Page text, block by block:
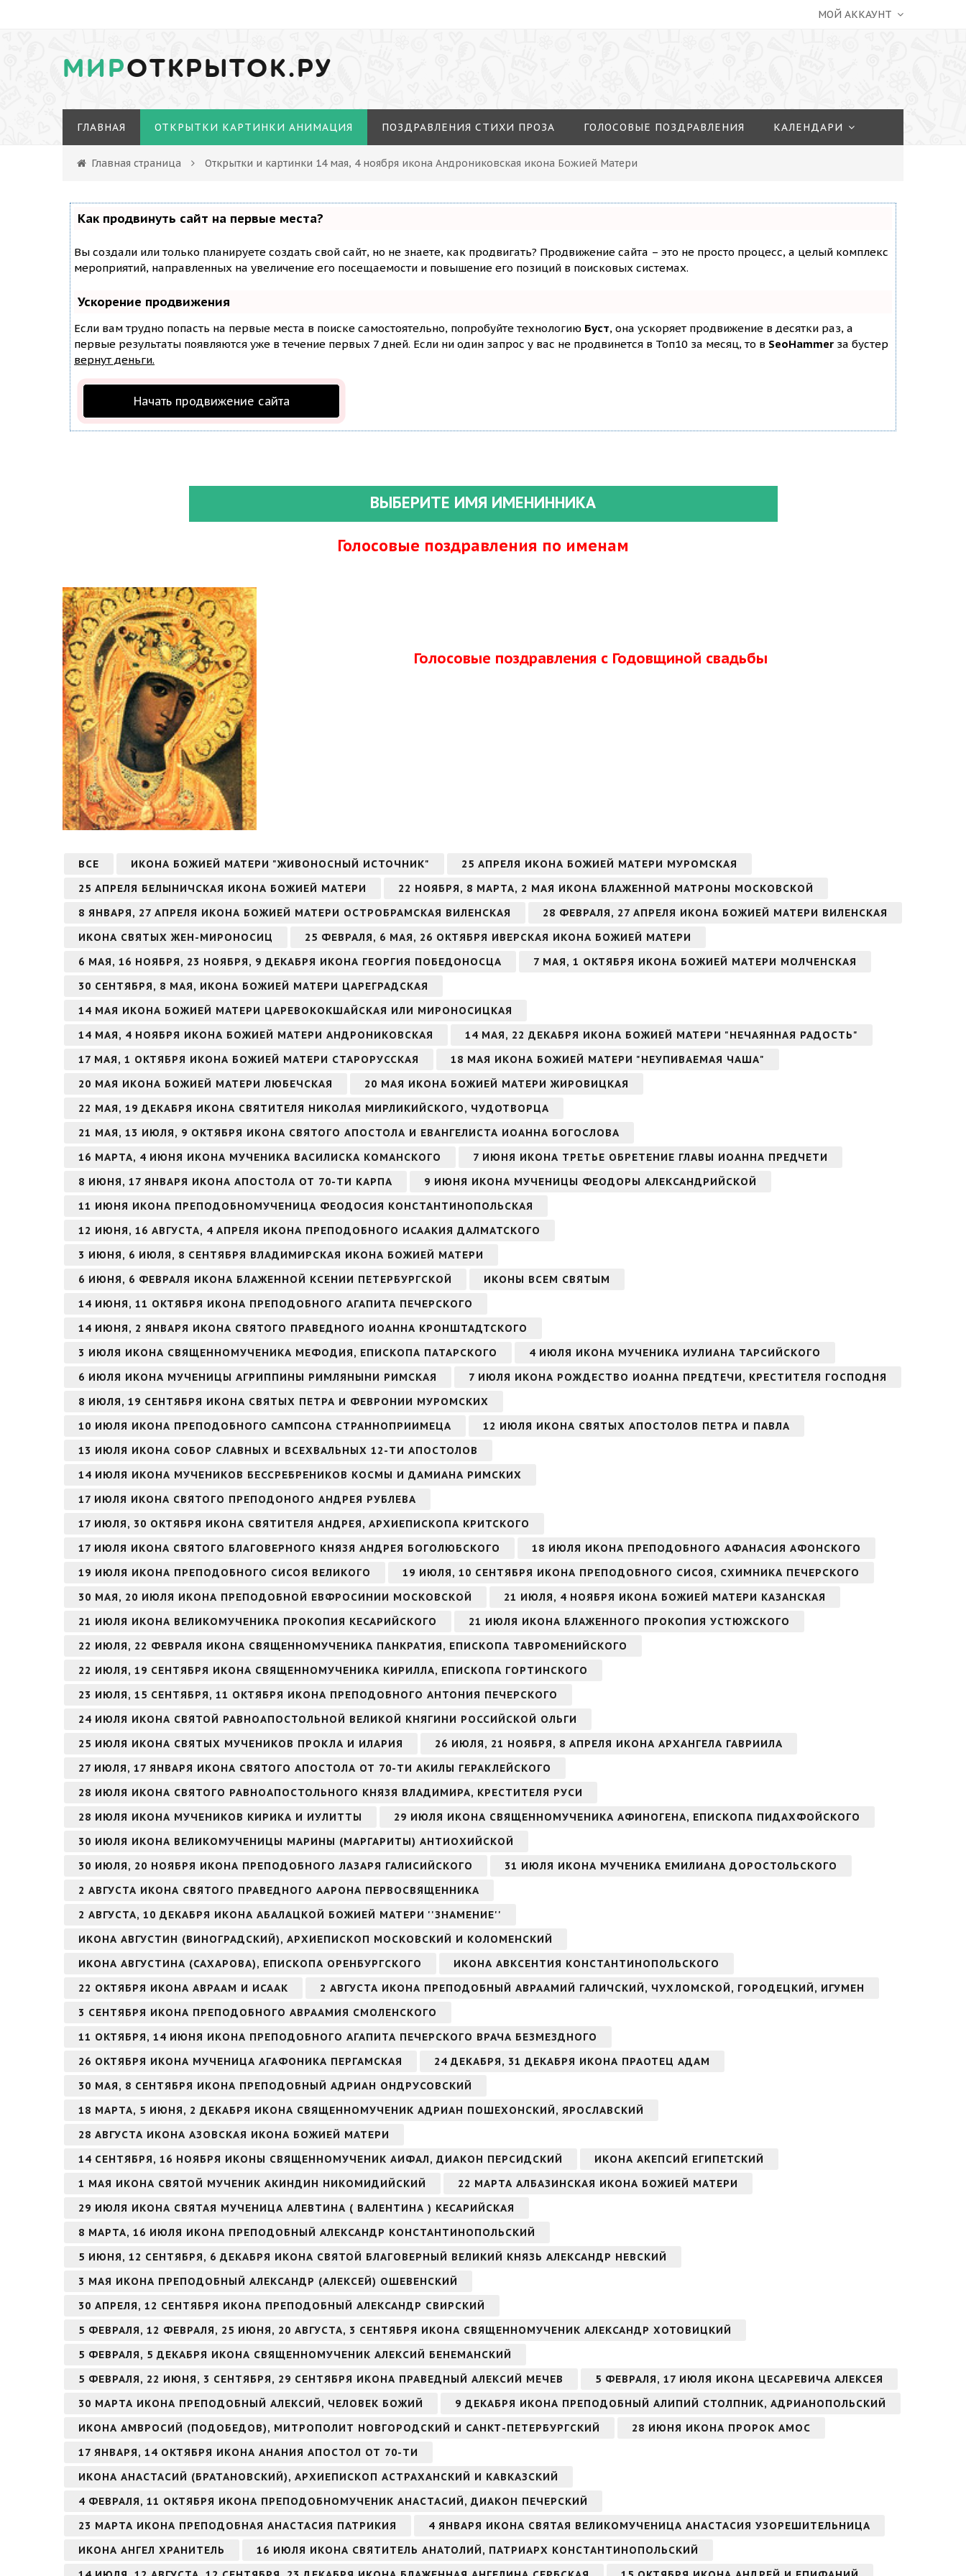
МОЙ АККАУНТ
МИРОТКРЫТОК.РУ
ГЛАВНАЯ ОТКРЫТКИ КАРТИНКИ АНИМАЦИЯ ПОЗДРАВЛЕНИЯ СТИХИ ПРОЗА ГОЛОСОВЫЕ ПОЗДРАВЛЕНИЯ КАЛЕНДАРИ
Главная страница Открытки и картинки 14 мая, 4 ноября икона Андрониковская икона Божией Матери
Как продвинуть сайт на первые места?
Вы создали или только планируете создать свой сайт, но не знаете, как продвигать? Продвижение сайта – это не просто процесс, а целый комплекс
мероприятий, направленных на увеличение его посещаемости и повышение его позиций в поисковых системах.
Ускорение продвижения
Если вам трудно попасть на первые места в поиске самостоятельно, попробуйте технологию Буст, она ускоряет продвижение в десятки раз, а
первые результаты появляются уже в течение первых 7 дней. Если ни один запрос у вас не продвинется в Топ10 за месяц, то в SeoHammer за бустер
вернут деньги.
Начать продвижение сайта
ВЫБЕРИТЕ ИМЯ ИМЕНИННИКА
Голосовые поздравления по именам
Голосовые поздравления с Годовщиной свадьбы
ВСЕ ИКОНА БОЖИЕЙ МАТЕРИ "ЖИВОНОСНЫЙ ИСТОЧНИК"
25 АПРЕЛЯ ИКОНА БОЖИЕЙ МАТЕРИ МУРОМСКАЯ
25 АПРЕЛЯ БЕЛЫНИЧСКАЯ ИКОНА БОЖИЕЙ МАТЕРИ
22 НОЯБРЯ, 8 МАРТА, 2 МАЯ ИКОНА БЛАЖЕННОЙ МАТРОНЫ МОСКОВСКОЙ
8 ЯНВАРЯ, 27 АПРЕЛЯ ИКОНА БОЖИЕЙ МАТЕРИ ОСТРОБРАМСКАЯ ВИЛЕНСКАЯ
28 ФЕВРАЛЯ, 27 АПРЕЛЯ ИКОНА БОЖИЕЙ МАТЕРИ ВИЛЕНСКАЯ
ИКОНА СВЯТЫХ ЖЕН-МИРОНОСИЦ
25 ФЕВРАЛЯ, 6 МАЯ, 26 ОКТЯБРЯ ИВЕРСКАЯ ИКОНА БОЖИЕЙ МАТЕРИ
6 МАЯ, 16 НОЯБРЯ, 23 НОЯБРЯ, 9 ДЕКАБРЯ ИКОНА ГЕОРГИЯ ПОБЕДОНОСЦА
7 МАЯ, 1 ОКТЯБРЯ ИКОНА БОЖИЕЙ МАТЕРИ МОЛЧЕНСКАЯ
30 СЕНТЯБРЯ, 8 МАЯ, ИКОНА БОЖИЕЙ МАТЕРИ ЦАРЕГРАДСКАЯ
14 МАЯ ИКОНА БОЖИЕЙ МАТЕРИ ЦАРЕВОКОКШАЙСКАЯ ИЛИ МИРОНОСИЦКАЯ
14 МАЯ, 4 НОЯБРЯ ИКОНА БОЖИЕЙ МАТЕРИ АНДРОНИКОВСКАЯ
14 МАЯ, 22 ДЕКАБРЯ ИКОНА БОЖИЕЙ МАТЕРИ "НЕЧАЯННАЯ РАДОСТЬ"
17 МАЯ, 1 ОКТЯБРЯ ИКОНА БОЖИЕЙ МАТЕРИ СТАРОРУССКАЯ
18 МАЯ ИКОНА БОЖИЕЙ МАТЕРИ "НЕУПИВАЕМАЯ ЧАША"
20 МАЯ ИКОНА БОЖИЕЙ МАТЕРИ ЛЮБЕЧСКАЯ
20 МАЯ ИКОНА БОЖИЕЙ МАТЕРИ ЖИРОВИЦКАЯ
22 МАЯ, 19 ДЕКАБРЯ ИКОНА СВЯТИТЕЛЯ НИКОЛАЯ МИРЛИКИЙСКОГО, ЧУДОТВОРЦА
21 МАЯ, 13 ИЮЛЯ, 9 ОКТЯБРЯ ИКОНА СВЯТОГО АПОСТОЛА И ЕВАНГЕЛИСТА ИОАННА БОГОСЛОВА
16 МАРТА, 4 ИЮНЯ ИКОНА МУЧЕНИКА ВАСИЛИСКА КОМАНСКОГО
7 ИЮНЯ ИКОНА ТРЕТЬЕ ОБРЕТЕНИЕ ГЛАВЫ ИОАННА ПРЕДЧЕТИ
8 ИЮНЯ, 17 ЯНВАРЯ ИКОНА АПОСТОЛА ОТ 70-ТИ КАРПА
9 ИЮНЯ ИКОНА МУЧЕНИЦЫ ФЕОДОРЫ АЛЕКСАНДРИЙСКОЙ
11 ИЮНЯ ИКОНА ПРЕПОДОБНОМУЧЕНИЦА ФЕОДОСИЯ КОНСТАНТИНОПОЛЬСКАЯ
12 ИЮНЯ, 16 АВГУСТА, 4 АПРЕЛЯ ИКОНА ПРЕПОДОБНОГО ИСААКИЯ ДАЛМАТСКОГО
3 ИЮНЯ, 6 ИЮЛЯ, 8 СЕНТЯБРЯ ВЛАДИМИРСКАЯ ИКОНА БОЖИЕЙ МАТЕРИ
6 ИЮНЯ, 6 ФЕВРАЛЯ ИКОНА БЛАЖЕННОЙ КСЕНИИ ПЕТЕРБУРГСКОЙ
ИКОНЫ ВСЕМ СВЯТЫМ
14 ИЮНЯ, 11 ОКТЯБРЯ ИКОНА ПРЕПОДОБНОГО АГАПИТА ПЕЧЕРСКОГО
14 ИЮНЯ, 2 ЯНВАРЯ ИКОНА СВЯТОГО ПРАВЕДНОГО ИОАННА КРОНШТАДТСКОГО
3 ИЮЛЯ ИКОНА СВЯЩЕННОМУЧЕНИКА МЕФОДИЯ, ЕПИСКОПА ПАТАРСКОГО
4 ИЮЛЯ ИКОНА МУЧЕНИКА ИУЛИАНА ТАРСИЙСКОГО
6 ИЮЛЯ ИКОНА МУЧЕНИЦЫ АГРИППИНЫ РИМЛЯНЫНИ РИМСКАЯ
7 ИЮЛЯ ИКОНА РОЖДЕСТВО ИОАННА ПРЕДТЕЧИ, КРЕСТИТЕЛЯ ГОСПОДНЯ
8 ИЮЛЯ, 19 СЕНТЯБРЯ ИКОНА СВЯТЫХ ПЕТРА И ФЕВРОНИИ МУРОМСКИХ
10 ИЮЛЯ ИКОНА ПРЕПОДОБНОГО САМПСОНА СТРАННОПРИИМЕЦА
12 ИЮЛЯ ИКОНА СВЯТЫХ АПОСТОЛОВ ПЕТРА И ПАВЛА
13 ИЮЛЯ ИКОНА СОБОР СЛАВНЫХ И ВСЕХВАЛЬНЫХ 12-ТИ АПОСТОЛОВ
14 ИЮЛЯ ИКОНА МУЧЕНИКОВ БЕССРЕБРЕНИКОВ КОСМЫ И ДАМИАНА РИМСКИХ
17 ИЮЛЯ ИКОНА СВЯТОГО ПРЕПОДОНОГО АНДРЕЯ РУБЛЕВА
17 ИЮЛЯ, 30 ОКТЯБРЯ ИКОНА СВЯТИТЕЛЯ АНДРЕЯ, АРХИЕПИСКОПА КРИТСКОГО
17 ИЮЛЯ ИКОНА СВЯТОГО БЛАГОВЕРНОГО КНЯЗЯ АНДРЕЯ БОГОЛЮБСКОГО
18 ИЮЛЯ ИКОНА ПРЕПОДОБНОГО АФАНАСИЯ АФОНСКОГО
19 ИЮЛЯ ИКОНА ПРЕПОДОБНОГО СИСОЯ ВЕЛИКОГО
19 ИЮЛЯ, 10 СЕНТЯБРЯ ИКОНА ПРЕПОДОБНОГО СИСОЯ, СХИМНИКА ПЕЧЕРСКОГО
30 МАЯ, 20 ИЮЛЯ ИКОНА ПРЕПОДОБНОЙ ЕВФРОСИНИИ МОСКОВСКОЙ
21 ИЮЛЯ, 4 НОЯБРЯ ИКОНА БОЖИЕЙ МАТЕРИ КАЗАНСКАЯ
21 ИЮЛЯ ИКОНА ВЕЛИКОМУЧЕНИКА ПРОКОПИЯ КЕСАРИЙСКОГО
21 ИЮЛЯ ИКОНА БЛАЖЕННОГО ПРОКОПИЯ УСТЮЖСКОГО
22 ИЮЛЯ, 22 ФЕВРАЛЯ ИКОНА СВЯЩЕННОМУЧЕНИКА ПАНКРАТИЯ, ЕПИСКОПА ТАВРОМЕНИЙСКОГО
22 ИЮЛЯ, 19 СЕНТЯБРЯ ИКОНА СВЯЩЕННОМУЧЕНИКА КИРИЛЛА, ЕПИСКОПА ГОРТИНСКОГО
23 ИЮЛЯ, 15 СЕНТЯБРЯ, 11 ОКТЯБРЯ ИКОНА ПРЕПОДОБНОГО АНТОНИЯ ПЕЧЕРСКОГО
24 ИЮЛЯ ИКОНА СВЯТОЙ РАВНОАПОСТОЛЬНОЙ ВЕЛИКОЙ КНЯГИНИ РОССИЙСКОЙ ОЛЬГИ
25 ИЮЛЯ ИКОНА СВЯТЫХ МУЧЕНИКОВ ПРОКЛА И ИЛАРИЯ
26 ИЮЛЯ, 21 НОЯБРЯ, 8 АПРЕЛЯ ИКОНА АРХАНГЕЛА ГАВРИИЛА
27 ИЮЛЯ, 17 ЯНВАРЯ ИКОНА СВЯТОГО АПОСТОЛА ОТ 70-ТИ АКИЛЫ ГЕРАКЛЕЙСКОГО
28 ИЮЛЯ ИКОНА СВЯТОГО РАВНОАПОСТОЛЬНОГО КНЯЗЯ ВЛАДИМИРА, КРЕСТИТЕЛЯ РУСИ
28 ИЮЛЯ ИКОНА МУЧЕНИКОВ КИРИКА И ИУЛИТТЫ
29 ИЮЛЯ ИКОНА СВЯЩЕННОМУЧЕНИКА АФИНОГЕНА, ЕПИСКОПА ПИДАХФОЙСКОГО
30 ИЮЛЯ ИКОНА ВЕЛИКОМУЧЕНИЦЫ МАРИНЫ (МАРГАРИТЫ) АНТИОХИЙСКОЙ
30 ИЮЛЯ, 20 НОЯБРЯ ИКОНА ПРЕПОДОБНОГО ЛАЗАРЯ ГАЛИСИЙСКОГО
31 ИЮЛЯ ИКОНА МУЧЕНИКА ЕМИЛИАНА ДОРОСТОЛЬСКОГО
2 АВГУСТА ИКОНА СВЯТОГО ПРАВЕДНОГО ААРОНА ПЕРВОСВЯЩЕННИКА
2 АВГУСТА, 10 ДЕКАБРЯ ИКОНА АБАЛАЦКОЙ БОЖИЕЙ МАТЕРИ ''ЗНАМЕНИЕ''
ИКОНА АВГУСТИН (ВИНОГРАДСКИЙ), АРХИЕПИСКОП МОСКОВСКИЙ И КОЛОМЕНСКИЙ
ИКОНА АВГУСТИНА (САХАРОВА), ЕПИСКОПА ОРЕНБУРГСКОГО
ИКОНА АВКСЕНТИЯ КОНСТАНТИНОПОЛЬСКОГО
22 ОКТЯБРЯ ИКОНА АВРААМ И ИСААК
2 АВГУСТА ИКОНА ПРЕПОДОБНЫЙ АВРААМИЙ ГАЛИЧСКИЙ, ЧУХЛОМСКОЙ, ГОРОДЕЦКИЙ, ИГУМЕН
3 СЕНТЯБРЯ ИКОНА ПРЕПОДОБНОГО АВРААМИЯ СМОЛЕНСКОГО
11 ОКТЯБРЯ, 14 ИЮНЯ ИКОНА ПРЕПОДОБНОГО АГАПИТА ПЕЧЕРСКОГО ВРАЧА БЕЗМЕЗДНОГО
26 ОКТЯБРЯ ИКОНА МУЧЕНИЦА АГАФОНИКА ПЕРГАМСКАЯ
24 ДЕКАБРЯ, 31 ДЕКАБРЯ ИКОНА ПРАОТЕЦ АДАМ
30 МАЯ, 8 СЕНТЯБРЯ ИКОНА ПРЕПОДОБНЫЙ АДРИАН ОНДРУСОВСКИЙ
18 МАРТА, 5 ИЮНЯ, 2 ДЕКАБРЯ ИКОНА СВЯЩЕННОМУЧЕНИК АДРИАН ПОШЕХОНСКИЙ, ЯРОСЛАВСКИЙ
28 АВГУСТА ИКОНА АЗОВСКАЯ ИКОНА БОЖИЕЙ МАТЕРИ
14 СЕНТЯБРЯ, 16 НОЯБРЯ ИКОНЫ СВЯЩЕННОМУЧЕНИК АИФАЛ, ДИАКОН ПЕРСИДСКИЙ
ИКОНА АКЕПСИЙ ЕГИПЕТСКИЙ
1 МАЯ ИКОНА СВЯТОЙ МУЧЕНИК АКИНДИН НИКОМИДИЙСКИЙ
22 МАРТА АЛБАЗИНСКАЯ ИКОНА БОЖИЕЙ МАТЕРИ
29 ИЮЛЯ ИКОНА СВЯТАЯ МУЧЕНИЦА АЛЕВТИНА ( ВАЛЕНТИНА ) КЕСАРИЙСКАЯ
8 МАРТА, 16 ИЮЛЯ ИКОНА ПРЕПОДОБНЫЙ АЛЕКСАНДР КОНСТАНТИНОПОЛЬСКИЙ
5 ИЮНЯ, 12 СЕНТЯБРЯ, 6 ДЕКАБРЯ ИКОНА СВЯТОЙ БЛАГОВЕРНЫЙ ВЕЛИКИЙ КНЯЗЬ АЛЕКСАНДР НЕВСКИЙ
3 МАЯ ИКОНА ПРЕПОДОБНЫЙ АЛЕКСАНДР (АЛЕКСЕЙ) ОШЕВЕНСКИЙ
30 АПРЕЛЯ, 12 СЕНТЯБРЯ ИКОНА ПРЕПОДОБНЫЙ АЛЕКСАНДР СВИРСКИЙ
5 ФЕВРАЛЯ, 12 ФЕВРАЛЯ, 25 ИЮНЯ, 20 АВГУСТА, 3 СЕНТЯБРЯ ИКОНА СВЯЩЕННОМУЧЕНИК АЛЕКСАНДР ХОТОВИЦКИЙ
5 ФЕВРАЛЯ, 5 ДЕКАБРЯ ИКОНА СВЯЩЕННОМУЧЕНИК АЛЕКСИЙ БЕНЕМАНСКИЙ
5 ФЕВРАЛЯ, 22 ИЮНЯ, 3 СЕНТЯБРЯ, 29 СЕНТЯБРЯ ИКОНА ПРАВЕДНЫЙ АЛЕКСИЙ МЕЧЕВ
5 ФЕВРАЛЯ, 17 ИЮЛЯ ИКОНА ЦЕСАРЕВИЧА АЛЕКСЕЯ
30 МАРТА ИКОНА ПРЕПОДОБНЫЙ АЛЕКСИЙ, ЧЕЛОВЕК БОЖИЙ
9 ДЕКАБРЯ ИКОНА ПРЕПОДОБНЫЙ АЛИПИЙ СТОЛПНИК, АДРИАНОПОЛЬСКИЙ
ИКОНА АМВРОСИЙ (ПОДОБЕДОВ), МИТРОПОЛИТ НОВГОРОДСКИЙ И САНКТ-ПЕТЕРБУРГСКИЙ
28 ИЮНЯ ИКОНА ПРОРОК АМОС
17 ЯНВАРЯ, 14 ОКТЯБРЯ ИКОНА АНАНИЯ АПОСТОЛ ОТ 70-ТИ
ИКОНА АНАСТАСИЙ (БРАТАНОВСКИЙ), АРХИЕПИСКОП АСТРАХАНСКИЙ И КАВКАЗСКИЙ
4 ФЕВРАЛЯ, 11 ОКТЯБРЯ ИКОНА ПРЕПОДОБНОМУЧЕНИК АНАСТАСИЙ, ДИАКОН ПЕЧЕРСКИЙ
23 МАРТА ИКОНА ПРЕПОДОБНАЯ АНАСТАСИЯ ПАТРИКИЯ
4 ЯНВАРЯ ИКОНА СВЯТАЯ ВЕЛИКОМУЧЕНИЦА АНАСТАСИЯ УЗОРЕШИТЕЛЬНИЦА
ИКОНА АНГЕЛ ХРАНИТЕЛЬ
16 ИЮЛЯ ИКОНА СВЯТИТЕЛЬ АНАТОЛИЙ, ПАТРИАРХ КОНСТАНТИНОПОЛЬСКИЙ